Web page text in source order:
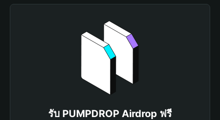
รับ PUMPDROP Airdrop ฟรี